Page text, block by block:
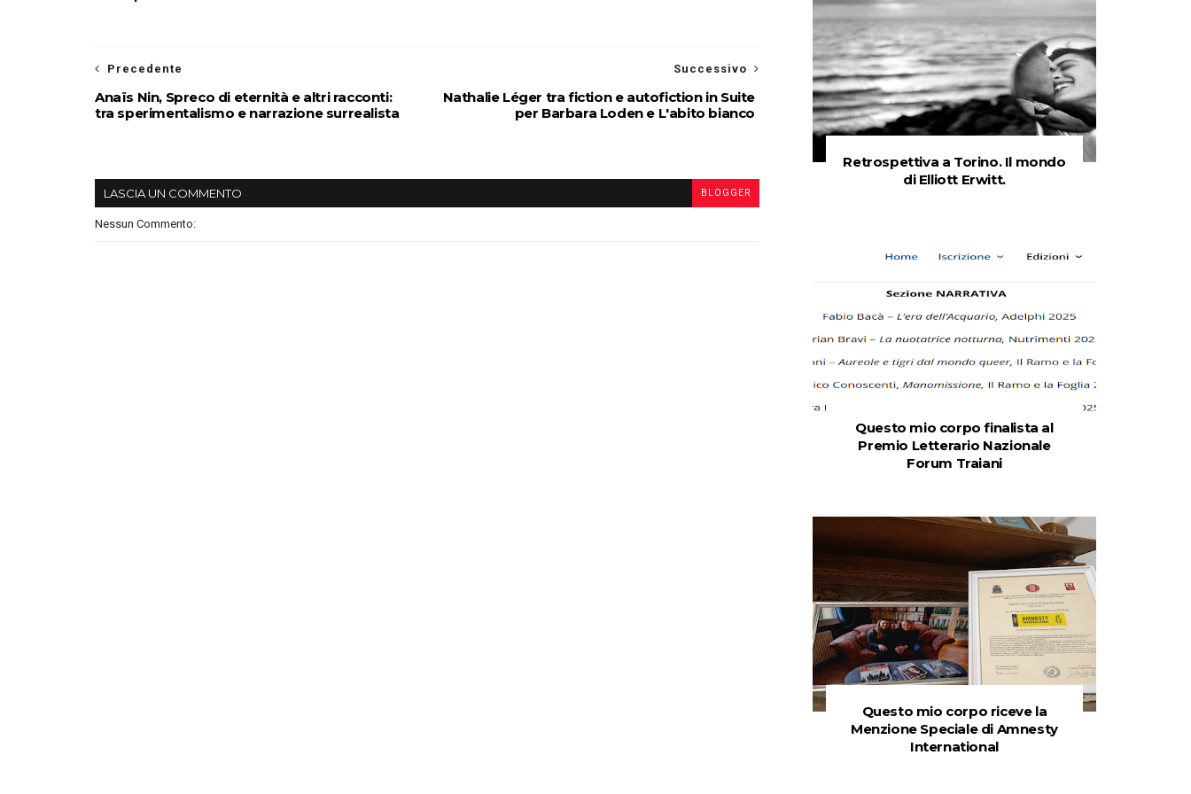
Successivo
Nathalie Léger tra fiction e autofiction in Suite
per Barbara Loden e L'abito bianco
Precedente
Anaïs Nin, Spreco di eternità e altri racconti:
tra sperimentalismo e narrazione surrealista
LASCIA UN COMMENTO BLOGGER
Nessun Commento:
Retrospettiva a Torino. Il mondo
di Elliott Erwitt.
Questo mio corpo finalista al
Premio Letterario Nazionale
Forum Traiani
Questo mio corpo riceve la
Menzione Speciale di Amnesty
International